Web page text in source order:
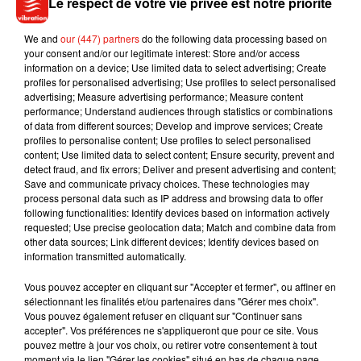
aux heures de pointe
d’aérer les locaux au moins 10 minutes par jour
prendre conseil auprès d’un professionnel de
santé en cas de gêne respiratoire ou
cardiaque.
Musique
7 août 2026
Madonna sort enfin le remix de « Love
Sensation » avec Kylie Minogue
Tayc et Didi B dévoilent le single le plus
dansant de l’année
We and our (447) partnersdo the following data processing based on
your consent and/or our legitimate interest: Store and/or access
information on a device; Use limited data to select advertising; Create
profiles for personalised advertising; Use profiles to select personalised
advertising; Measure advertising performance; Measure content
performance; Understand audiences through statistics or combinations
of data from different sources; Develop and improve services; Create
profiles to personalise content; Use profiles to select personalised
content; Use limited data to select content; Ensure security, prevent and
detect fraud, and fix errors; Deliver and present advertising and content;
Save and communicate privacy choices. These technologies may
process personal data such as IP address and browsing data to offer
following functionalities: Identify devices based on information actively
requested; Use precise geolocation data; Match and combine data from
other data sources; Link different devices; Identify devices based on
information transmitted automatically.
Vous pouvez accepter en cliquant sur "Accepter et fermer", ou affiner en
sélectionnant les finalités et/ou partenaires dans "Gérer mes choix".
Vous pouvez également refuser en cliquant sur "Continuer sans
accepter". Vos préférences ne s'appliqueront que pour ce site. Vous
pouvez mettre à jour vos choix, ou retirer votre consentement à tout